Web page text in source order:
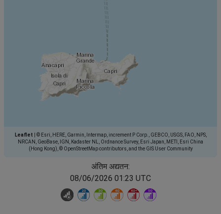
Leaflet
© Esri, HERE, Garmin, Intermap, increment P Corp., GEBCO, USGS, FAO, NPS,
NRCAN, GeoBase, IGN, Kadaster NL, Ordnance Survey, Esri Japan, METI, Esri China
(Hong Kong), © OpenStreetMap contributors, and the GIS User Community
अंतिम अद्यतन:
08/06/2026 01:23 UTC